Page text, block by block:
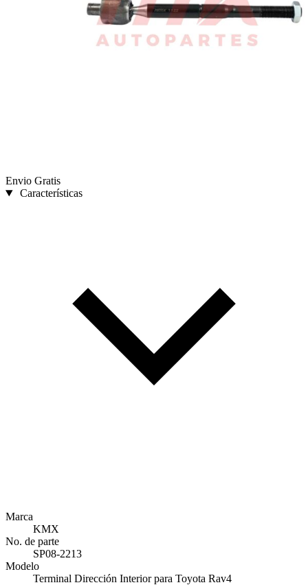
Envio Gratis
Características
Marca
KMX
No. de parte
SP08-2213
Modelo
Terminal Dirección Interior para Toyota Rav4